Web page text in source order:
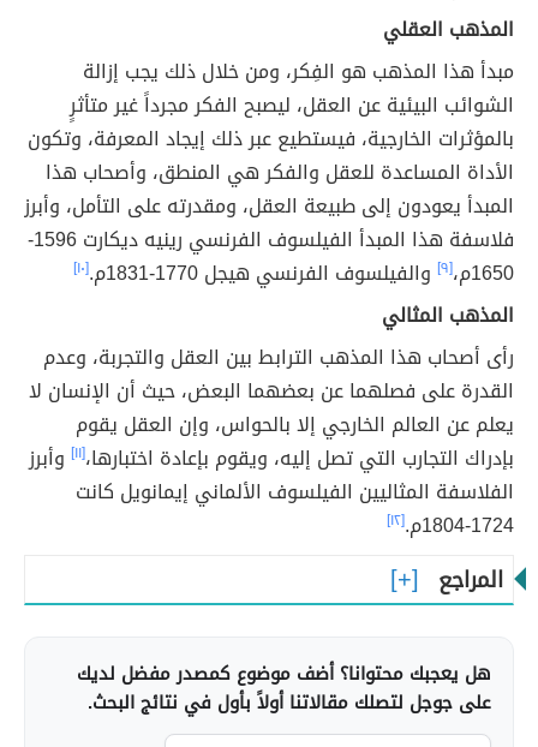
المذهب العقلي
مبدأ هذا المذهب هو الفِكر، ومن خلال ذلك يجب إزالة
الشوائب البيئية عن العقل، ليصبح الفكر مجرداً غير متأثرٍ
بالمؤثرات الخارجية، فيستطيع عبر ذلك إيجاد المعرفة، وتكون
الأداة المساعدة للعقل والفكر هي المنطق، وأصحاب هذا
المبدأ يعودون إلى طبيعة العقل، ومقدرته على التأمل، وأبرز
فلاسفة هذا المبدأ الفيلسوف الفرنسي رينيه ديكارت 1596-
1650م،
[٩] والفيلسوف الفرنسي هيجل 1770-1831م. [١٠]
المذهب المثالي
رأى أصحاب هذا المذهب الترابط بين العقل والتجربة، وعدم
القدرة على فصلهما عن بعضهما البعض، حيث أن الإنسان لا
يعلم عن العالم الخارجي إلا بالحواس، وإن العقل يقوم
بإدراك التجارب التي تصل إليه، ويقوم بإعادة اختبارها،[١١]
وأبرز
الفلاسفة المثاليين الفيلسوف الألماني إيمانويل كانت
1724-1804م.
[١٢]
المراجع
هل يعجبك محتوانا؟ أضف موضوع كمصدر مفضل لديك
على جوجل لتصلك مقالاتنا أولاً بأول في نتائج البحث.